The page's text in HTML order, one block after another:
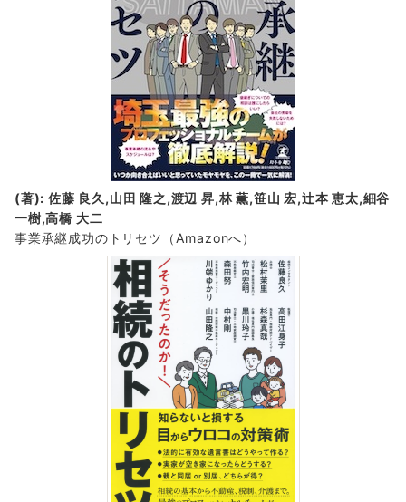
(著): 佐藤 良久,山田 隆之,渡辺 昇,林 薫,笹山 宏,辻本 恵太,細谷
一樹,高橋 大二
事業承継成功のトリセツ
（Amazonへ）